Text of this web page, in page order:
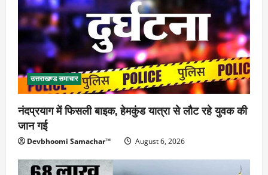
उत्तराखण्ड समाचार
नंदप्रयाग में फिसली बाइक, हेमकुंड यात्रा से लौट रहे युवक की
जान गई
Devbhoomi Samachar™ August 6, 2026